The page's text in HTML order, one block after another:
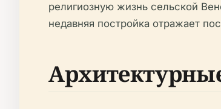
религиозную жизнь сельской
недавняя постройка отражает